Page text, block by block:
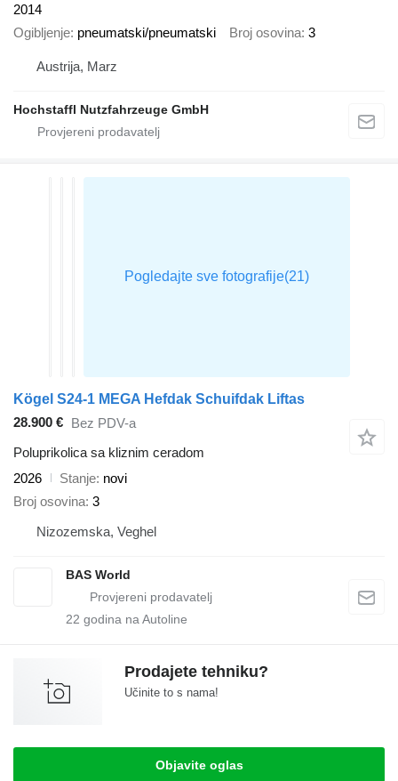
2014
Ogibljenje pneumatski/pneumatski Broj osovina 3
Austrija, Marz
Hochstaffl Nutzfahrzeuge GmbH
Kögel S24-1 MEGA Hefdak Schuifdak Liftas
28.900 € Bez PDV-a
Poluprikolica sa kliznim ceradom
2026
Stanje novi
Broj osovina 3
Nizozemska, Veghel
BAS World
22 godina na Autoline
Prodajete tehniku?
Učinite to s nama!
Objavite oglas